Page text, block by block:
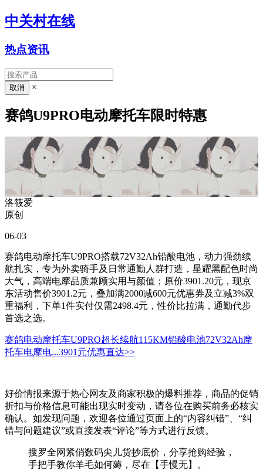
中关村在线
热点资讯
×
赛鸽U9PRO电动摩托车限时特惠
洛筱爱
原创
06-03
赛鸽电动摩托车U9PRO搭载72V32Ah铅酸电池，动力强劲续
航扎实，专为外卖骑手及日常通勤人群打造，星耀黑配色时尚
大气，高端电摩品质兼顾实用与颜值；原价3901.20元，现京
东活动售价3901.2元，叠加满2000减600元优惠券及立减3%双
重福利，下单1件实付仅需2498.4元，性价比拉满，通勤代步
首选之选。
赛鸽电动摩托车U9PRO超长续航115KM铅酸电池72V32Ah摩
托车电摩电...3901元优惠直达>>
好价情报来源于热心网友及商家积极的爆料推荐，商品的促销
折扣与价格信息可能出现实时变动，请各位在购买前务必核实
确认。如发现问题，欢迎各位通过页面上的“内容纠错”、“纠
错与问题建议”或直接发表“评论”等方式进行反馈。
搜罗全网紧俏数码尖儿货抄底价，分享抢购经验，
手把手教你羊毛如何薅，尽在【手慢无】。